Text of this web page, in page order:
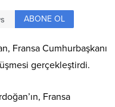
ABONE OL
Fransa Cumhurbaşkanı
gerçekleştirdi.
Fransa